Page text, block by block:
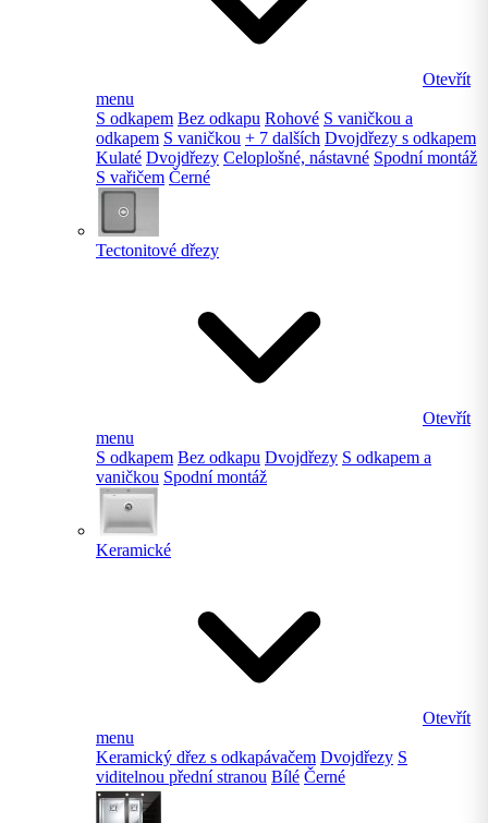
Otevřít
menu
S odkapem Bez odkapu Rohové S vaničkou a
odkapem S vaničkou + 7 dalších Dvojdřezy s odkapem
Kulaté Dvojdřezy Celoplošné, nástavné Spodní montáž
S vařičem Černé
Tectonitové dřezy
Otevřít
menu
S odkapem Bez odkapu Dvojdřezy S odkapem a
vaničkou Spodní montáž
Keramické
Otevřít
menu
Keramický dřez s odkapávačem Dvojdřezy S
viditelnou přední stranou Bílé Černé